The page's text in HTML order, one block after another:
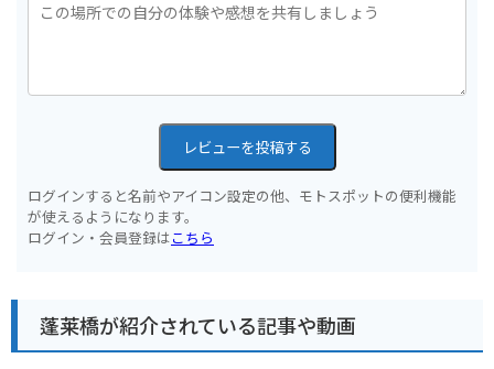
レビューを投稿する
ログインすると名前やアイコン設定の他、モトスポットの便利機能
が使えるようになります。
ログイン・会員登録はこちら
蓬莱橋が紹介されている記事や動画